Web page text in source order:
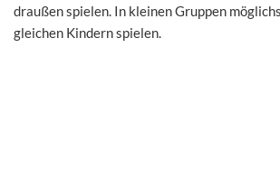
draußen spielen. In kleinen Gruppen
gleichen Kindern spielen.